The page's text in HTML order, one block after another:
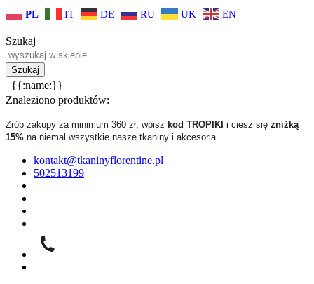
PL IT DE RU UK EN
Szukaj
{{:name:}}
Znaleziono produktów:
Zrób zakupy za minimum 360 zł, wpisz kod TROPIKI i ciesz się zniżką
15% na niemal wszystkie nasze tkaniny i akcesoria.
kontakt@tkaninyflorentine.pl
502513199